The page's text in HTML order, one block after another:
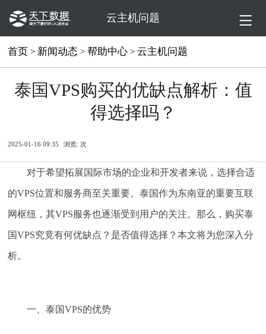
云主机问题
首页 > 新闻动态 >帮助中心 > 云主机问题
泰国VPS购买的优缺点解析：值
得选择吗？
2025-01-16 09:35 浏览: 次
对于希望拓展国际市场的企业和开发者来说，选择合适
的VPS位置和服务商至关重要。泰国作为东南亚的重要互联
网枢纽，其VPS服务也逐渐受到用户的关注。那么，购买泰
国VPS究竟有何优缺点？是否值得选择？本文将为您深入分
析。
一、泰国VPS的优势